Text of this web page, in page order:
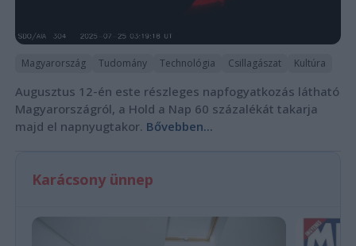
Magyarország Tudomány Technológia Csillagászat Kultúra
Augusztus 12-én este részleges napfogyatkozás látható
Magyarországról, a Hold a Nap 60 százalékát takarja
majd el napnyugtakor. Bővebben...
Karácsony ünnep